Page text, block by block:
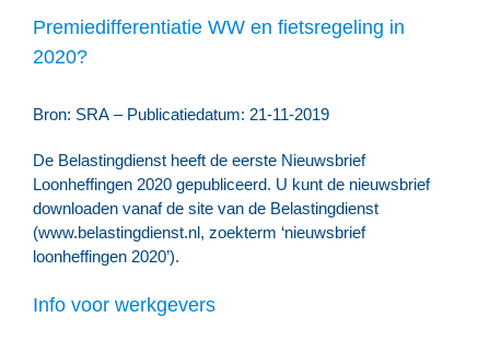
Premiedifferentiatie WW en fietsregeling in
2020?
Bron: SRA – Publicatiedatum: 21-11-2019
De Belastingdienst heeft de eerste Nieuwsbrief
Loonheffingen 2020 gepubliceerd. U kunt de nieuwsbrief
downloaden vanaf de site van de Belastingdienst
(www.belastingdienst.nl, zoekterm ‘nieuwsbrief
loonheffingen 2020’).
Info voor werkgevers